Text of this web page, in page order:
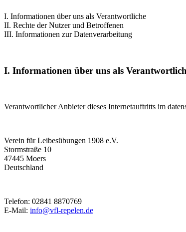
I. Informationen über uns als Verantwortliche
II. Rechte der Nutzer und Betroffenen
III. Informationen zur Datenverarbeitung
I. Informationen über uns als
Verantwortlicher Anbieter dieses Internetauftritts im
Verein für Leibesübungen 1908 e.V.
Stormstraße 10
47445 Moers
Deutschland
Telefon: 02841 8870769
E-Mail: info@vfl-repelen.de